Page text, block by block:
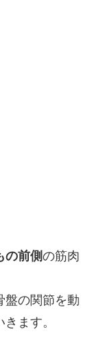
の前側の筋肉
盤の関節を動
ます。